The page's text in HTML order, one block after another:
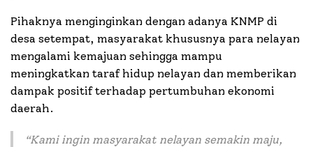
Pihaknya menginginkan dengan adanya KNMP di
desa setempat, masyarakat khususnya para nelayan
mengalami kemajuan sehingga mampu
meningkatkan taraf hidup nelayan dan memberikan
dampak positif terhadap pertumbuhan ekonomi
daerah.
“Kami ingin masyarakat nelayan semakin maju,